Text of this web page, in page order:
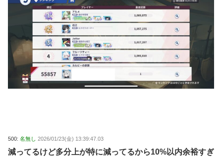
500: 名無し 2026/01/23(金) 13:39:47.03
減ってるけど多分上が特に減ってるから10%以内余裕すぎ